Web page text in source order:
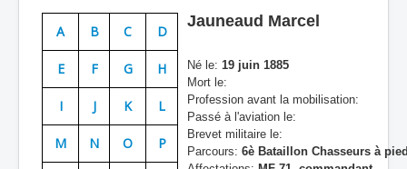
Escadrilles
Organisation
Avions
Personnels
Doctrines
A B C D
E F G H
I J K L
M N O P
Jauneaud Marcel
Né le: 19 juin 1885
Mort le:
Profession avant la mobilisation:
Passé à l'aviation le:
Brevet militaire le:
Parcours: 6è Bataillon Chasseurs à